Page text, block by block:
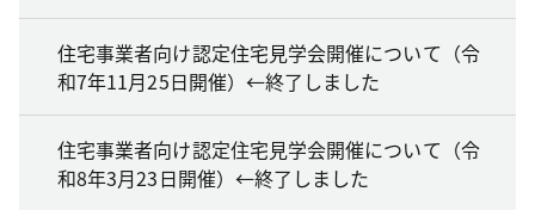
住宅事業者向け認定住宅見学会開催について（令
和7年11月25日開催）←終了しました
住宅事業者向け認定住宅見学会開催について（令
和8年3月23日開催）←終了しました